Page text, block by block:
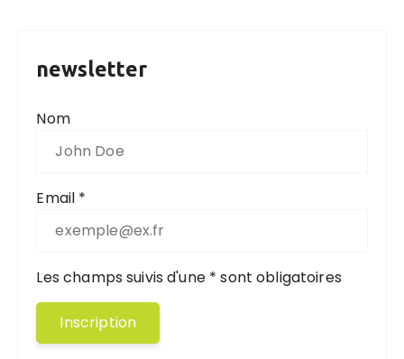
newsletter
Nom
Email *
Les champs suivis d'une * sont obligatoires